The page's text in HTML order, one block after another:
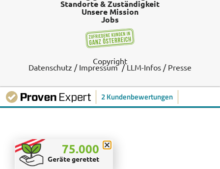
Standorte & Zuständigkeit
Unsere Mission
Jobs
Copyright
Datenschutz / Impressum/LLM-Infos /Presse
2 Kundenbewertungen
75.000
Geräte gerettet